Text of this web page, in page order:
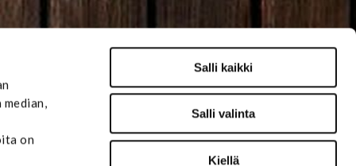
median,
on
Salli kaikki
Salli valinta
Kiellä